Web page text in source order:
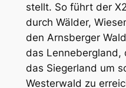
stellt. So führt der
durch Wälder,
den Arnsberger
das Lennebergland,
das Siegerland um
Westerwald zu